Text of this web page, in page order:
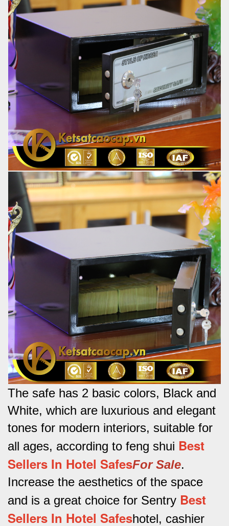
The safe has 2 basic colors, Black and
White, which are luxurious and elegant
tones for modern interiors, suitable for
all ages, according to feng shui Best
Sellers In Hotel SafesFor Sale.
Increase the aesthetics of the space
and is a great choice for Sentry Best
Sellers In Hotel Safeshotel, cashier